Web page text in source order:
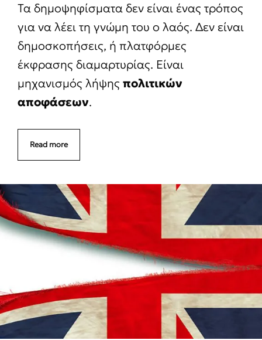
Τα δημοψηφίσματα δεν είναι ένας τρόπος
για να λέει τη γνώμη του ο λαός. Δεν είναι
δημοσκοπήσεις, ή πλατφόρμες
έκφρασης διαμαρτυρίας. Είναι
μηχανισμός λήψης πολιτικών
αποφάσεων.
Read more